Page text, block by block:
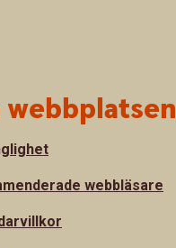
webbplatsen
webbläsare